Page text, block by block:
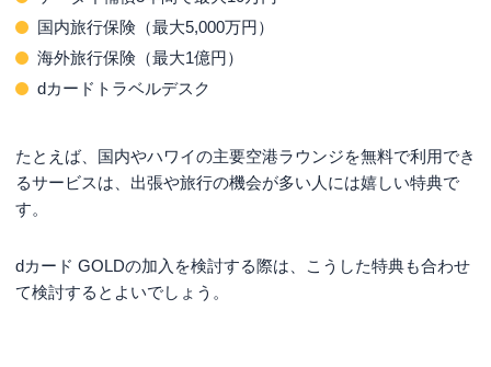
国内旅行保険（最大5,000万円）
海外旅行保険（最大1億円）
dカードトラベルデスク
たとえば、国内やハワイの主要空港ラウンジを無料で利用でき
るサービスは、出張や旅行の機会が多い人には嬉しい特典で
す。
dカード GOLDの加入を検討する際は、こうした特典も合わせ
て検討するとよいでしょう。